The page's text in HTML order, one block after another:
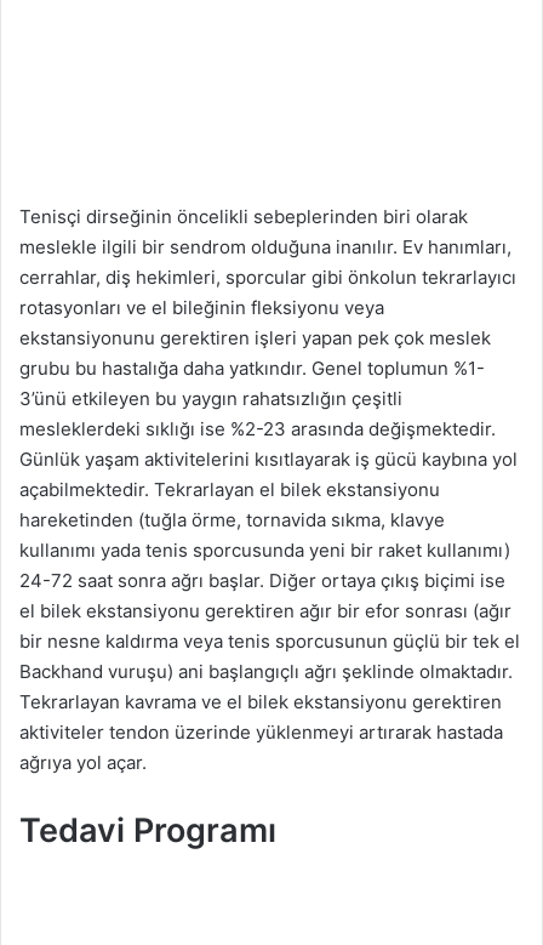
Tenisçi dirseğinin öncelikli sebeplerinden biri olarak
meslekle ilgili bir sendrom olduğuna inanılır. Ev hanımları,
cerrahlar, diş hekimleri, sporcular gibi önkolun tekrarlayıcı
rotasyonları ve el bileğinin fleksiyonu veya
ekstansiyonunu gerektiren işleri yapan pek çok meslek
grubu bu hastalığa daha yatkındır. Genel toplumun %1-
3’ünü etkileyen bu yaygın rahatsızlığın çeşitli
mesleklerdeki sıklığı ise %2-23 arasında değişmektedir.
Günlük yaşam aktivitelerini kısıtlayarak iş gücü kaybına yol
açabilmektedir. Tekrarlayan el bilek ekstansiyonu
hareketinden (tuğla örme, tornavida sıkma, klavye
kullanımı yada tenis sporcusunda yeni bir raket kullanımı)
24-72 saat sonra ağrı başlar. Diğer ortaya çıkış biçimi ise
el bilek ekstansiyonu gerektiren ağır bir efor sonrası (ağır
bir nesne kaldırma veya tenis sporcusunun güçlü bir tek el
Backhand vuruşu) ani başlangıçlı ağrı şeklinde olmaktadır.
Tekrarlayan kavrama ve el bilek ekstansiyonu gerektiren
aktiviteler tendon üzerinde yüklenmeyi artırarak hastada
ağrıya yol açar.
Tedavi Programı